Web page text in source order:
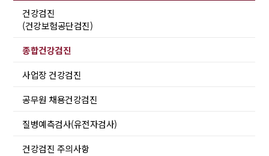
건강검진
(건강보험공단검진)
종합건강검진
사업장 건강검진
공무원 채용건강검진
질병예측검사(유전자검사)
건강검진 주의사항